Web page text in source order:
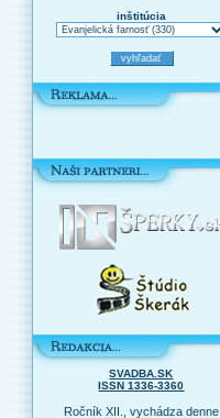
inštitúcia
SVADBA.SK
ISSN 1336-3360
Ročník XII., vychádza denne